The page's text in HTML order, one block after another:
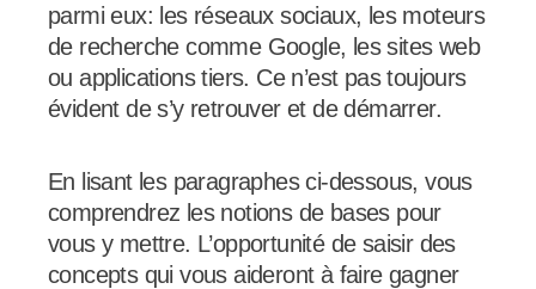
parmi eux: les réseaux sociaux, les moteurs
de recherche comme Google, les sites web
ou applications tiers. Ce n’est pas toujours
évident de s’y retrouver et de démarrer.
En lisant les paragraphes ci-dessous, vous
comprendrez les notions de bases pour
vous y mettre. L’opportunité de saisir des
concepts qui vous aideront à faire gagner